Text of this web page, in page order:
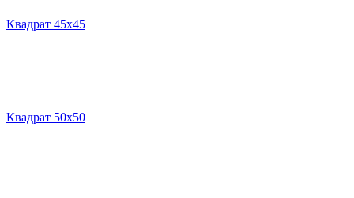
Квадрат 45х45
Квадрат 50х50